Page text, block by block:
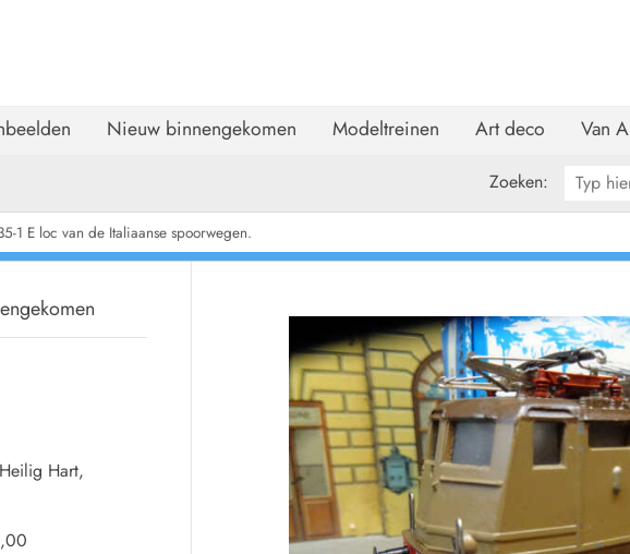
Nieuw binnengekomen Modeltreinen Art deco Van
Zoeken:
1 E loc van de Italiaanse spoorwegen.
Hart,